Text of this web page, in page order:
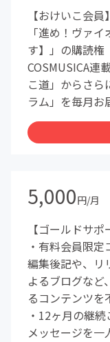
【おけいこ会員】
「進め！ヴァ
す】」の購読権
COSMUSICA連
こ道」からさ
ラム」を毎月お
5,000円/月
【ゴールドサポ
・有料会員限
編集後記や、リ
よるブログなど
るコンテンツを
・12ヶ月の継
メッセージを一